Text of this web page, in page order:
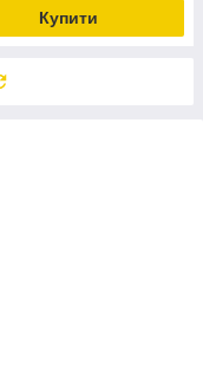
Купити